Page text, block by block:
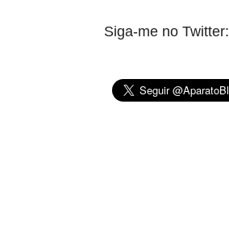
Siga-me no Twitter: